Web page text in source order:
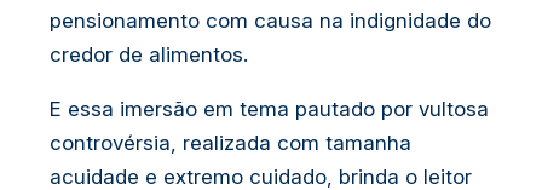
pensionamento com causa na indignidade do
credor de alimentos.
E essa imersão em tema pautado por vultosa
controvérsia, realizada com tamanha
acuidade e extremo cuidado, brinda o leitor